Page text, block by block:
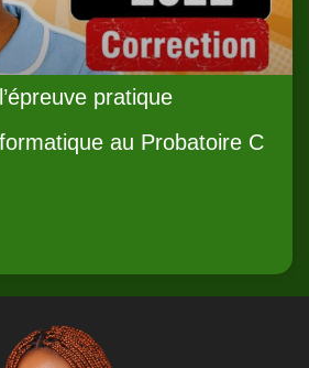
pratique
au Probatoire C